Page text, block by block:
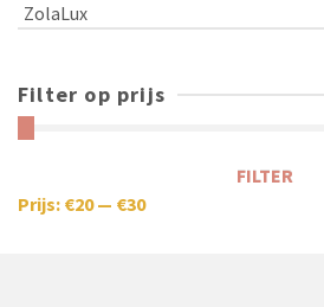
ZolaLux
Filter op prijs
FILTER
Prijs: €20— €30